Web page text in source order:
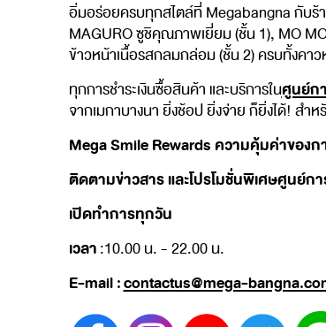
อิ่มอร่อยครบทุกสไตล์ที่ Megabangna กับร้
MAGURO ซูชิคุณภาพเยี่ยม (ชั้น 1), MO
ข้าวหน้าเนื้อรสกลมกล่อม (ชั้น 2) ครบทั้งคา
ทุกการชำระเงินซื้อสินค้า และบริการในศูนย์ก
จากเมกาบางนา ยิ่งช้อป ยิ่งจ่าย ก็ยิ่งได้! สำ
Mega Smile Rewards ความคุ้มค่าของก
ติดตามข่าวสาร และโปรโมชั่นพิเศษศูนย์ก
เปิดทำการทุกวัน
เวลา:10.00 น. - 22.00 น.
E-mail :contactus@mega-